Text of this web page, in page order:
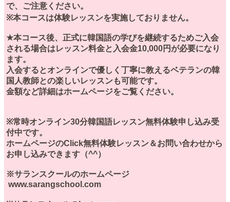
で、ご注意ください。
※本コースは体験レッスンを実施しておりません。
★本コース後、正式に韓国語の学びを継続するためご入会
される場合はレッスン料金と入会金10,000円が必要になり
ます。
入会するとオンラインで優しく丁寧に教えるベテランの韓
国人教師との楽しいレッスンも可能です。
金額など詳細はホームページをご覧ください。
※常時オンライン30分韓国語レッスン無料体験申し込み受
付中です。
ホームページのClick無料体験レッスン＆お問い合わせから
お申し込みできます（^^）
※サランスクールのホームページ
www.sarangschool.com